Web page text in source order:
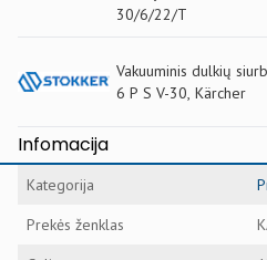
30/6/22/T
Vakuuminis dulkių
6 P S V-30, Kärcher
Infomacija
Kategorija
Prekės ženklas